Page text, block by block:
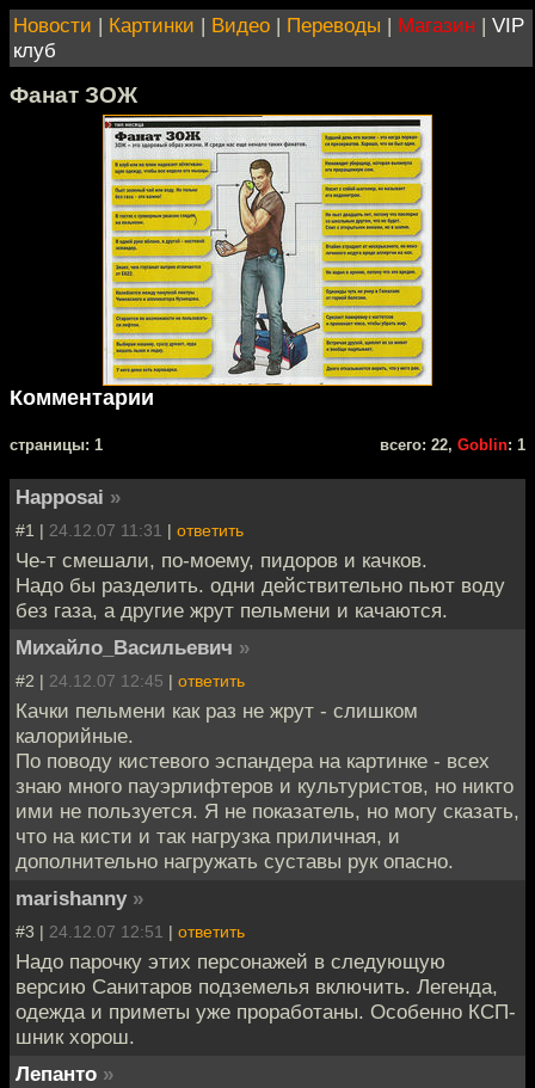
Новости | Картинки | Видео | Переводы | Магазин | VIP
клуб
Фанат ЗОЖ
Комментарии
cтраницы: 1 всего: 22, Goblin: 1
Happosai »
#1 | 24.12.07 11:31 | ответить
Че-т смешали, по-моему, пидоров и качков.
Надо бы разделить. одни действительно пьют воду
без газа, а другие жрут пельмени и качаются.
Михайло_Васильевич »
#2 | 24.12.07 12:45 | ответить
Качки пельмени как раз не жрут - слишком
калорийные.
По поводу кистевого эспандера на картинке - всех
знаю много пауэрлифтеров и культуристов, но никто
ими не пользуется. Я не показатель, но могу сказать,
что на кисти и так нагрузка приличная, и
дополнительно нагружать суставы рук опасно.
marishanny »
#3 | 24.12.07 12:51 | ответить
Надо парочку этих персонажей в следующую
версию Санитаров подземелья включить. Легенда,
одежда и приметы уже проработаны. Особенно КСП-
шник хорош.
Лепанто »